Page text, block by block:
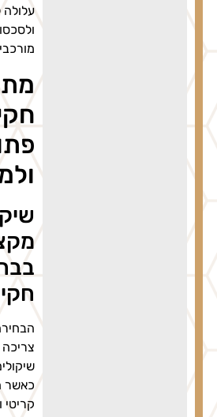
עלולה
ולסכסוכים
מורכבים.
מתי
הבחירה
צריכה
שיקולים
כאשר הזמן
קריטי ויש